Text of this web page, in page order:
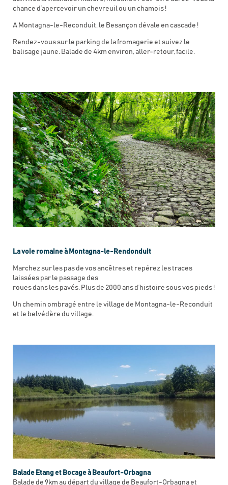
chance d’apercevoir un chevreuil ou un chamois !
A Montagna-le-Reconduit, le Besançon dévale en cascade !
Rendez-vous sur le parking de la fromagerie et suivez le
balisage jaune. Balade de 4km environ, aller-retour, facile.
La voie romaine à Montagna-le-Rendonduit
Marchez sur les pas de vos ancêtres et repérez les traces
laissées par le passage des
roues dans les pavés. Plus de 2000 ans d’histoire sous vos pieds !
Un chemin ombragé entre le village de Montagna-le-Reconduit
et le belvédère du village.
Balade Etang et Bocage à Beaufort-Orbagna
Balade de 9km au départ du village de Beaufort-Orbagna et